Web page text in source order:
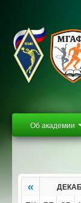
Об академии
«